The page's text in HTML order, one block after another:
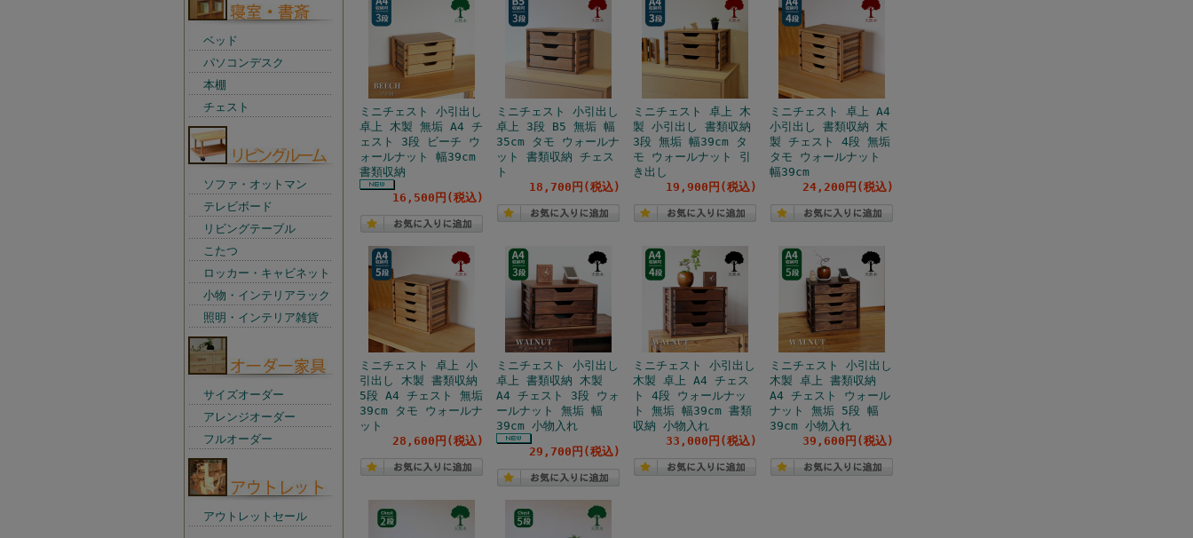
ベッド
パソコンデスク
本棚
チェスト
ソファ・オットマン
テレビボード
リビングテーブル
こたつ
ロッカー・キャビネット
小物・インテリアラック
照明・インテリア雑貨
サイズオーダー
アレンジオーダー
フルオーダー
アウトレットセール
ミニチェスト 小引出し
卓上 木製 無垢 A4 チ
ェスト 3段 ビーチ ウ
ォールナット 幅39cm
書類収納
16,500円(税込)
ミニチェスト 小引出し
卓上 3段 B5 無垢 幅
35cm タモ ウォールナ
ット 書類収納 チェス
ト
18,700円(税込)
ミニチェスト 卓上 木
製 小引出し 書類収納
3段 無垢 幅39cm タ
モ ウォールナット 引
き出し
19,900円(税込)
ミニチェスト 卓上 A4
小引出し 書類収納 木
製 チェスト 4段 無垢
タモ ウォールナット
幅39cm
24,200円(税込)
ミニチェスト 卓上 小
引出し 木製 書類収納
5段 A4 チェスト 無垢
39cm タモ ウォールナ
ット
28,600円(税込)
ミニチェスト 小引出し
卓上 書類収納 木製
A4 チェスト 3段 ウォ
ールナット 無垢 幅
39cm 小物入れ
29,700円(税込)
ミニチェスト 小引出し
木製 卓上 A4 チェス
ト 4段 ウォールナッ
ト 無垢 幅39cm 書類
収納 小物入れ
33,000円(税込)
ミニチェスト 小引出し
木製 卓上 書類収納
A4 チェスト ウォール
ナット 無垢 5段 幅
39cm 小物入れ
39,600円(税込)